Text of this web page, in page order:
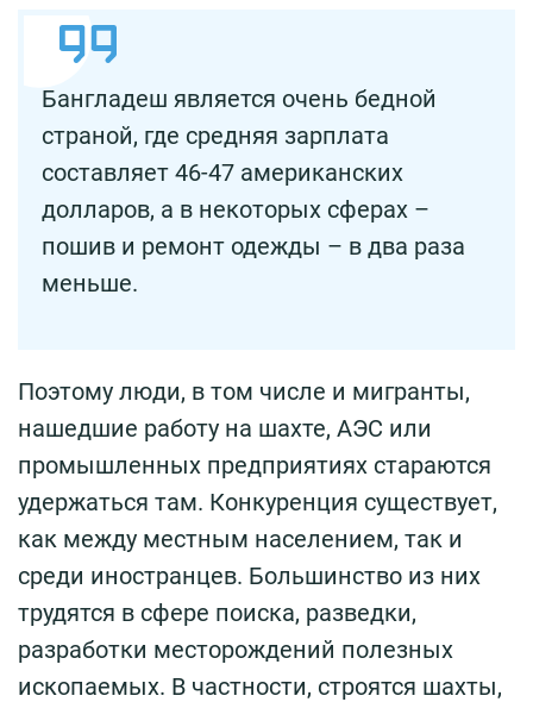
Бангладеш является очень бедной
страной, где средняя зарплата
составляет 46-47 американских
долларов, а в некоторых сферах –
пошив и ремонт одежды – в два раза
меньше.
Поэтому люди, в том числе и мигранты,
нашедшие работу на шахте, АЭС или
промышленных предприятиях стараются
удержаться там. Конкуренция существует,
как между местным населением, так и
среди иностранцев. Большинство из них
трудятся в сфере поиска, разведки,
разработки месторождений полезных
ископаемых. В частности, строятся шахты,